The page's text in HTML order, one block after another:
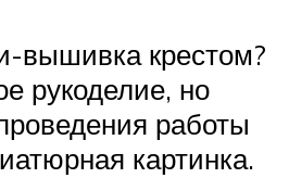
вышивка крестом?
рукоделие, но
работы
картинка.